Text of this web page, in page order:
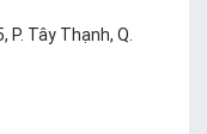
P. Tây Thạnh, Q.